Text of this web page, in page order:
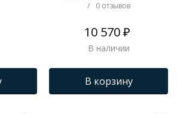
/ 0 отзывов
10 570 ₽
В наличии
В корзину